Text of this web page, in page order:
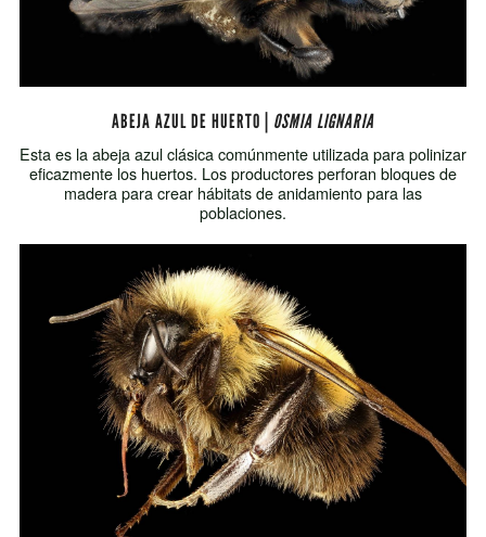
ABEJA AZUL DE HUERTO | OSMIA LIGNARIA
Esta es la abeja azul clásica comúnmente utilizada para polinizar
eficazmente los huertos. Los productores perforan bloques de
madera para crear hábitats de anidamiento para las
poblaciones.